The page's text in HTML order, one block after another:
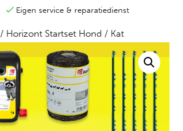
Eigen service & reparatiedienst
/ Horizont Startset Hond / Kat